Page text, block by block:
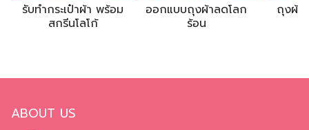
รับทำกระเป๋าผ้า พร้อม
สกรีนโลโก้
ออกแบบถุงผ้าลดโลก
ร้อน
ถุงผ้า
ABOUT US